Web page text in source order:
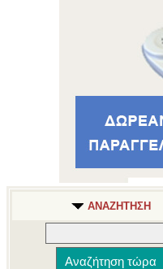
ΑΝΑΖΗΤΗΣΗ